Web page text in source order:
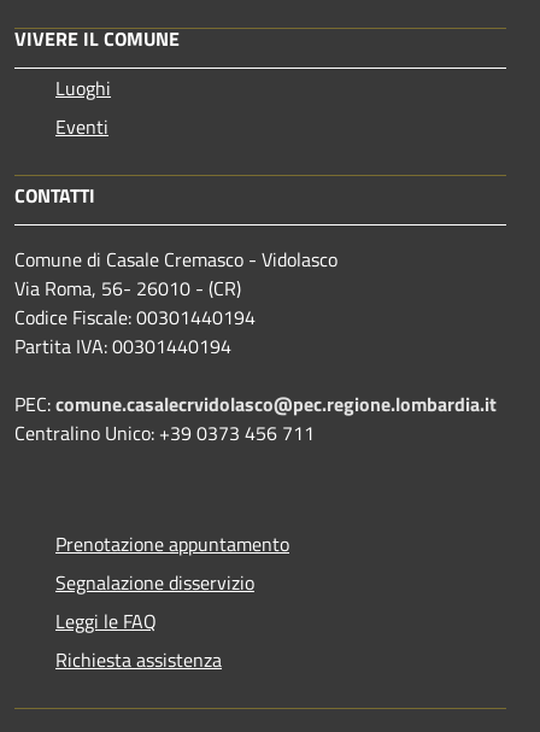
VIVERE IL COMUNE
Luoghi
Eventi
CONTATTI
Comune di Casale Cremasco - Vidolasco
Via Roma, 56- 26010 - (CR)
Codice Fiscale: 00301440194
Partita IVA: 00301440194
PEC:comune.casalecrvidolasco@pec.regione.lombardia.it
Centralino Unico: +39 0373 456 711
Prenotazione appuntamento
Segnalazione disservizio
Leggi le FAQ
Richiesta assistenza